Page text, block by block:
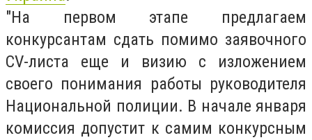
"На первом этапе предлагаем
конкурсантам сдать помимо заявочного
СV-листа еще и визию с изложением
своего понимания работы руководителя
Национальной полиции. В начале января
комиссия допустит к самим конкурсным